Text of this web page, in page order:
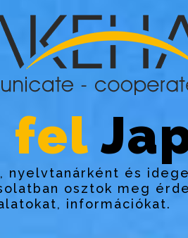
fel
nyelvtanárként és
osztok meg
információkat.